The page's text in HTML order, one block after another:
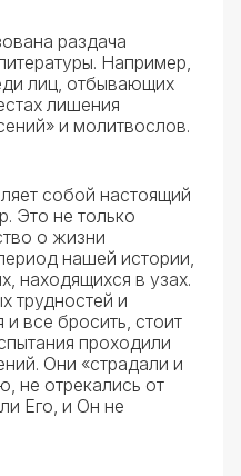
раздача
Например,
лиц, отбывающих
лишения
и молитвослов.
собой настоящий
Это не только
о жизни
нашей истории,
находящихся в узах.
трудностей и
и все бросить, стоит
проходили
Они «страдали и
не отрекались от
Его, и Он не